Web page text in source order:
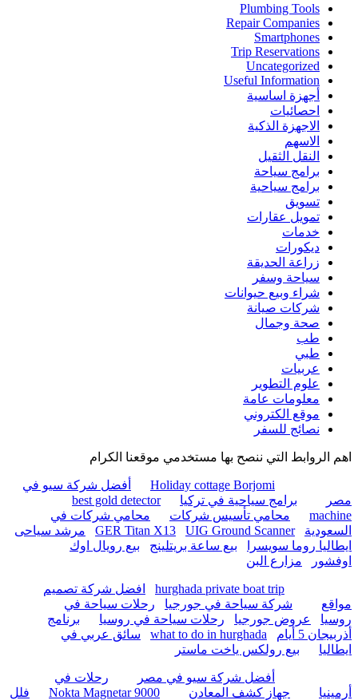
Plumbing Tools
Repair Companies
Smartphones
Trip Reservations
Uncategorized
Useful Information
أجهزة اساسية
احصائيات
الاجهزة الذكية
الاسهم
النقل الثقيل
برامج سياحة
برامج سياحية
تسويق
تمويل عقارات
خدمات
ديكورات
زراعة الحديقة
سياحة وسفر
شراء وبيع حيوانات
شركات صيانة
صحة وجمال
طب
طبي
عربيات
علوم التطوير
معلومات عامة
موقع الكتروني
نصائج للسفر
اهم الروابط التي ننصح بها مستخدمي موقعنا الكرام
Holiday cottage Borjomi
أفضل شركة سيو في
مصر
برامج سياحية في تركيا
best gold detector
machine
محامي تأسيس شركات
محامي شركات في
السعودية
GER Titan X13 UIG Ground Scanner
مرشد سياحى
ايطاليا روما سويسرا
بيع ساعة بريتلينج
بيع رويال اوك
اوفشور
مزارع البن
hurghada private boat trip
افضل شركة تصميم
مواقع
شركة سياحة في جورجيا
رحلات سياحة في
روسيا
عروض جورجيا رحلات سياحة في روسيا
برنامج
أذربيجان 5 أيام
what to do in hurghada
سائق عربي في
ايطاليا
بيع رولكس ياخت ماستر
أفضل شركة سيو في مصر
رحلات في
أرمينيا
جهاز كشف المعادن Nokta Magnetar 9000 فلل